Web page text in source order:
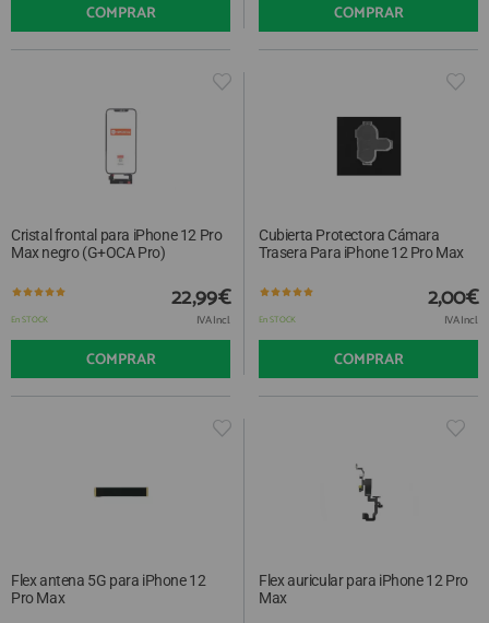
COMPRAR COMPRAR
Cristal frontal para iPhone 12 Pro
Max negro (G+OCA Pro)
En STOCK
22,99€
IVA Incl.
COMPRAR
Cubierta Protectora Cámara
Trasera Para iPhone 12 Pro Max
En STOCK
2,00€
IVA Incl.
COMPRAR
Flex antena 5G para iPhone 12
Pro Max
Flex auricular para iPhone 12 Pro
Max